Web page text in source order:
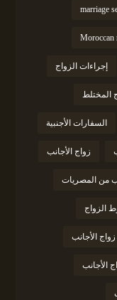
marriage
Moroccan
إجراءات الزواج
المختلط
السفارات الأجنبية
زواج الأجانب
من المصريات
الزواج
الأجانب
الأجانب